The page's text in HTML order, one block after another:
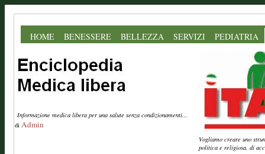
HOME BENESSERE BELLEZZA SERVIZI PEDIATRIA
Informazione medica libera per una salute senza condizionamenti...
di Admin
Vogliamo creare uno
politica e religiosa, di